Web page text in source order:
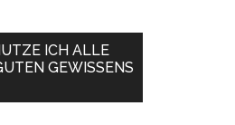
ICH ALLE
GEWISSENS